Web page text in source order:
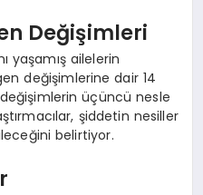
Değişimleri
yaşamış ailelerin
değişimlerine dair 14
üçüncü nesle
şiddetin nesiller
belirtiyor.